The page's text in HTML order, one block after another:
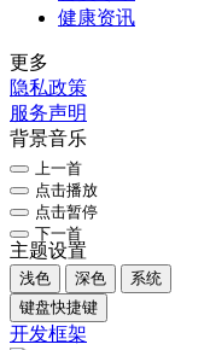
健康资讯
更多
隐私政策
服务声明
背景音乐
上一首
点击播放
点击暂停
下一首
主题设置
浅色 深色
系统
键盘快捷键
开发框架